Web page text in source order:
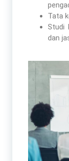
Tata
Studi
dan